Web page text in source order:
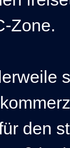
Zone.
den